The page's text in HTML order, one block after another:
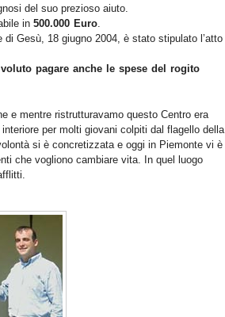
del suo prezioso aiuto.
in 500.000 Euro
di Gesù, 18 giugno 2004, è stato stipulato l’atto
pagare anche le spese del rogito
e mentre ristrutturavamo questo Centro era
per molti giovani colpiti dal flagello della
si è concretizzata e oggi in Piemonte vi è
che vogliono cambiare vita. In quel luogo